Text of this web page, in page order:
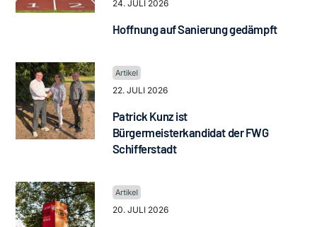
24. JULI 2026
Hoffnung auf Sanierung gedämpft
22. JULI 2026
Patrick Kunz ist
Bürgermeisterkandidat der FWG
Schifferstadt
20. JULI 2026